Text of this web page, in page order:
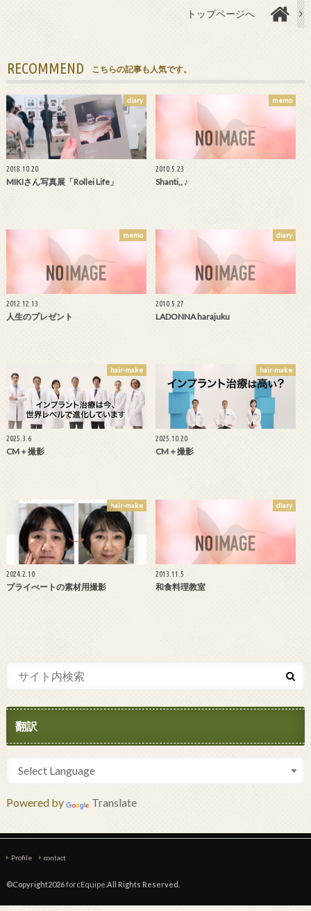
トップページへ
RECOMMEND こちらの記事も人気です。
diary
2018.10.20
MIKIさん写真展「Rollei Life」
memo
2010.5.23
Shanti,, ♪
memo
2012.12.13
人生のプレゼント
diary
2010.5.27
LADONNA harajuku
hair-make
2025.3.6
CM＋撮影
hair-make
2025.10.20
CM＋撮影
hair-make
2024.2.10
プライべートの素材用撮影
diary
2013.11.5
和食料理教室
翻訳
Powered by Translate
Profile contact
©Copyright2026forcEquipe .All Rights Reserved.